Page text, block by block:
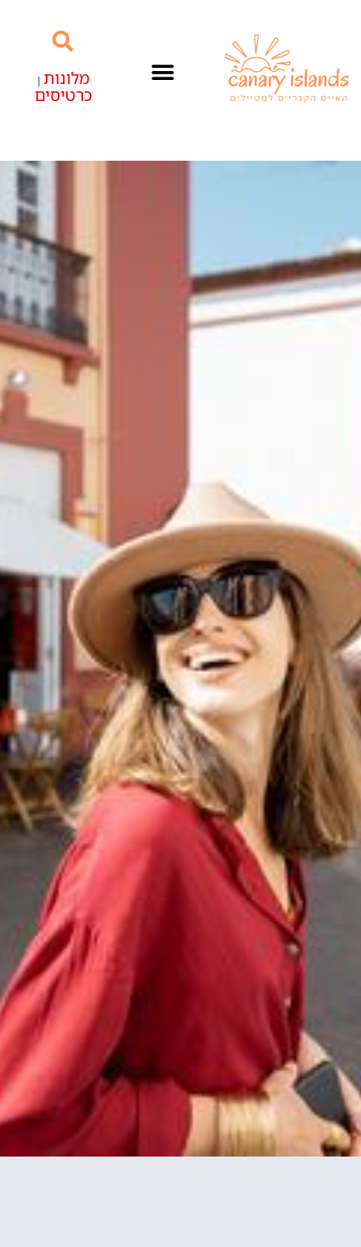
מלונות|
כרטיסים